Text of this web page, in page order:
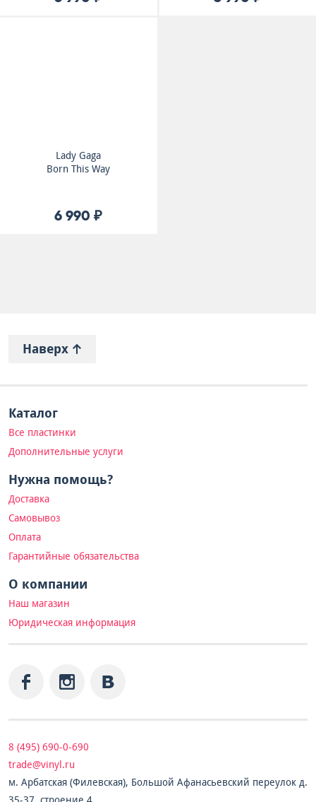
Lady Gaga
Born This Way
6 990 ₽
Наверх
Каталог
Все пластинки
Дополнительные услуги
Нужна помощь?
Доставка
Самовывоз
Оплата
Гарантийные обязательства
О компании
Наш магазин
Юридическая информация
8 (495) 690-0-690
trade@vinyl.ru
м. Арбатская (Филевская), Большой Афанасьевский переулок д.